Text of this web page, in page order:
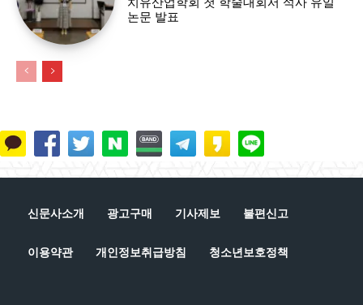
치유산업학회 첫 학술대회서 석사 유일
논문 발표
신문사소개 광고구매 기사제보 불편신고
이용약관 개인정보취급방침 청소년보호정책